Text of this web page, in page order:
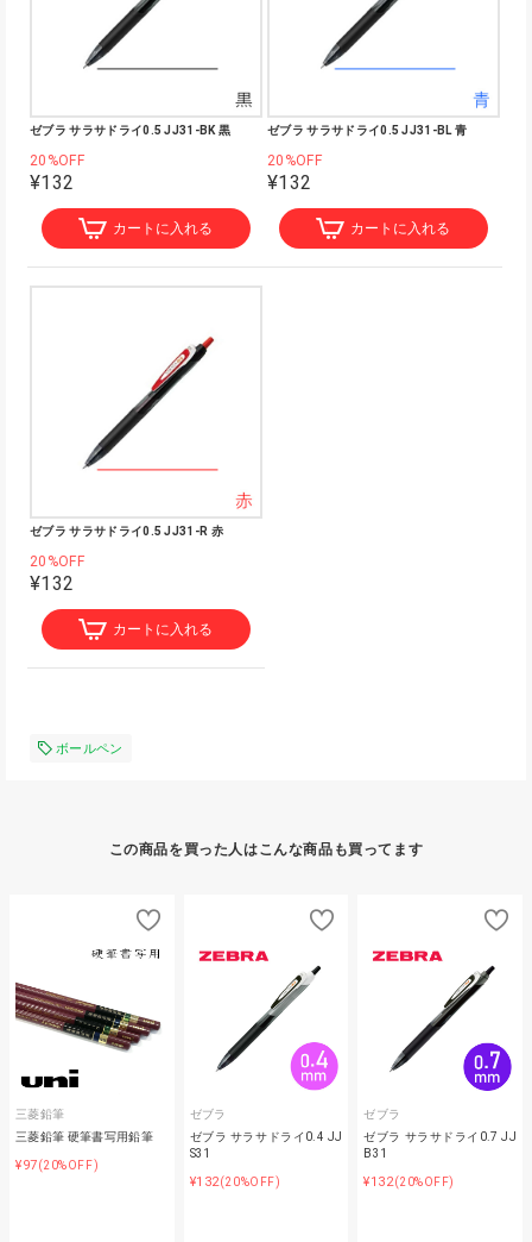
ゼブラ サラサドライ0.5 JJ31-BK 黒
20%OFF
¥132
カートに入れる
ゼブラ サラサドライ0.5 JJ31-BL 青
20%OFF
¥132
カートに入れる
ゼブラ サラサドライ0.5 JJ31-R 赤
20%OFF
¥132
カートに入れる
ボールペン
この商品を買った人はこんな商品も買ってます
三菱鉛筆
三菱鉛筆 硬筆書写用鉛筆
¥97(20%OFF)
ゼブラ
ゼブラ サラサドライ0.4 JJ
S31
¥132(20%OFF)
ゼブラ
ゼブラ サラサドライ0.7 JJ
B31
¥132(20%OFF)